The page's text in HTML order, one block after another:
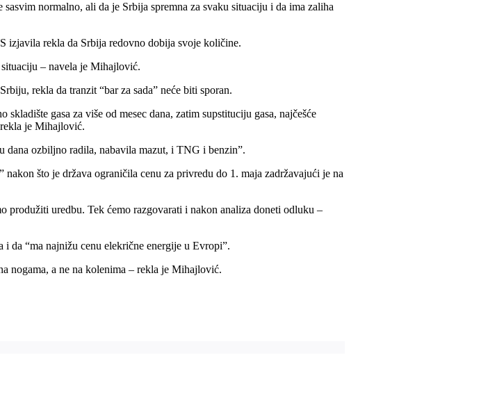
normalno, ali da je Srbija spremna za svaku situaciju i da ima zaliha
izjavila rekla da Srbija redovno dobija svoje količine.
– navela je Mihajlović.
rekla da tranzit “bar za sada” neće biti sporan.
gasa za više od mesec dana, zatim supstituciju gasa, najčešće
je Mihajlović.
dana ozbiljno radila, nabavila mazut, i TNG i benzin”.
što je država ograničila cenu za privredu do 1. maja zadržavajući je na
produžiti uredbu. Tek ćemo razgovarati i nakon analiza doneti odluku –
da “ma najnižu cenu elekrične energije u Evropi”.
nogama, a ne na kolenima – rekla je Mihajlović.